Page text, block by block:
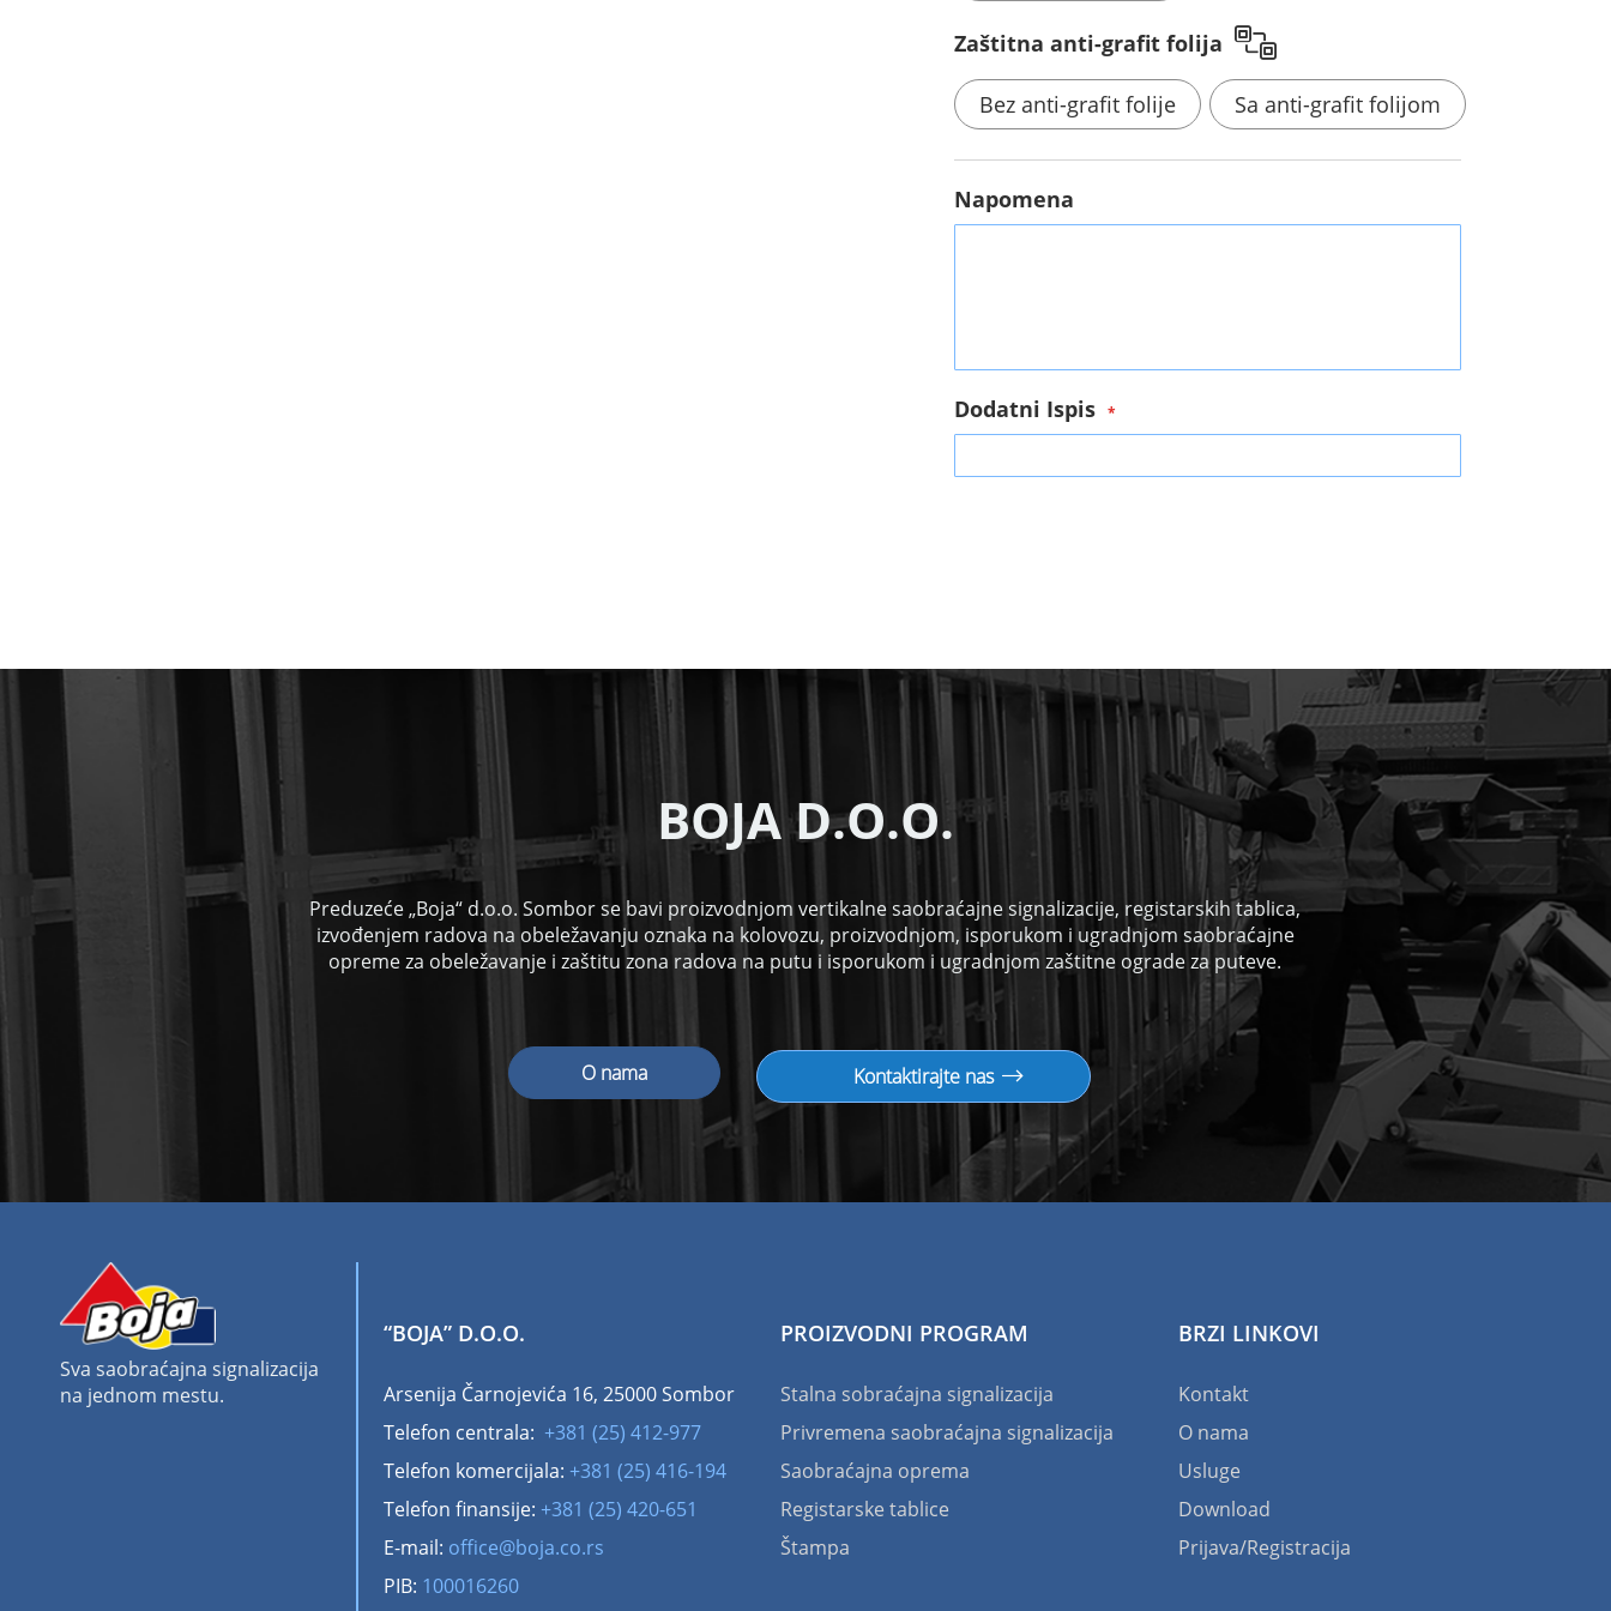
Zaštitna anti-grafit folija
Bez anti-grafit folije Sa anti-grafit folijom
Napomena
Dodatni Ispis
BOJA D.O.O.
Preduzeće „Boja“ d.o.o. Sombor se bavi proizvodnjom vertikalne saobraćajne signalizacije, registarskih tablica,
izvođenjem radova na obeležavanju oznaka na kolovozu, proizvodnjom, isporukom i ugradnjom saobraćajne
opreme za obeležavanje i zaštitu zona radova na putu i isporukom i ugradnjom zaštitne ograde za puteve.
O nama Kontaktirajte nas
Sva saobraćajna signalizacija
na jednom mestu.
“BOJA” D.O.O.
Arsenija Čarnojevića 16, 25000 Sombor
Telefon centrala: +381 (25) 412-977
Telefon komercijala: +381 (25) 416-194
Telefon finansije: +381 (25) 420-651
E-mail: office@boja.co.rs
PIB: 100016260
PROIZVODNI PROGRAM
Stalna sobraćajna signalizacija
Privremena saobraćajna signalizacija
Saobraćajna oprema
Registarske tablice
Štampa
BRZI LINKOVI
Kontakt
O nama
Usluge
Download
Prijava/Registracija